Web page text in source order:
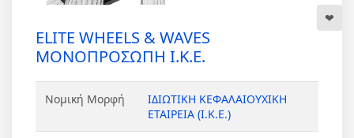
ELITE WHEELS & WAVES
ΜΟΝΟΠΡΟΣΩΠΗ Ι.Κ.Ε.
Νομική Μορφή
ΙΔΙΩΤΙΚΗ ΚΕΦΑΛΑΙΟΥΧΙΚΗ
ΕΤΑΙΡΕΙΑ (Ι.Κ.Ε.)